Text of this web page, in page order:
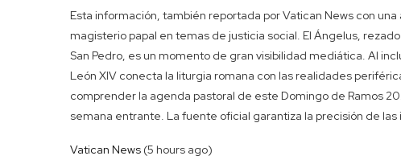
Esta información, también reportada por Vatican News con
magisterio papal en temas de justicia social. El Ángelus,
San Pedro, es un momento de gran visibilidad mediática. Al
León XIV conecta la liturgia romana con las realidades
comprender la agenda pastoral de este Domingo de Ramos
semana entrante. La fuente oficial garantiza la precisión de
Vatican News (5 hours ago)